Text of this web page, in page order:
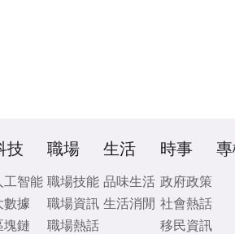
技
工智能
數據
塊鏈
職場
職場技能
職場資訊
職場熱話
生活
品味生活
生活消閒
時事
政府政策
社會熱話
移民資訊
專